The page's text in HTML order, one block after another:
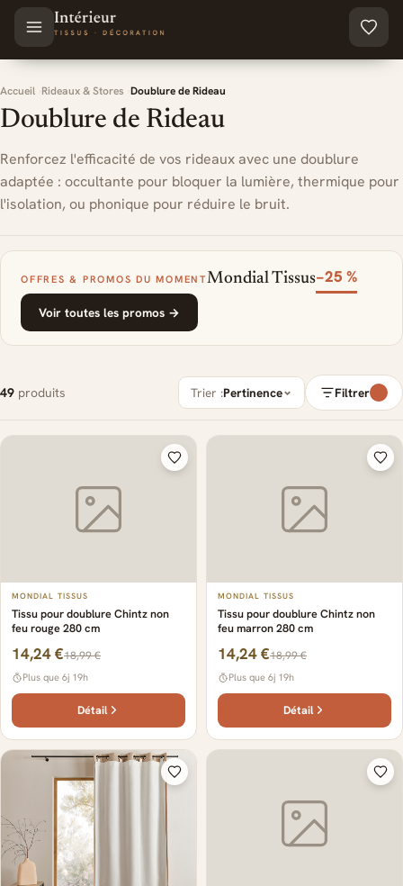
Aller au contenu principal
Accueil Rideaux & Stores Doublure de Rideau
Doublure de Rideau
Renforcez l'efficacité de vos rideaux avec une doublure
adaptée : occultante pour bloquer la lumière, thermique pour
l'isolation, ou phonique pour réduire le bruit.
OFFRES & PROMOS DU MOMENTMondial Tissus−25 %
Voir toutes les promos →
49 produits Trier :Pertinence Filtrer
MONDIAL TISSUS
Tissu pour doublure Chintz non
feu rouge 280 cm
14,24 €18,99 €
Plus que 6j 19h
Détail
MONDIAL TISSUS
Tissu pour doublure Chintz non
feu marron 280 cm
14,24 €18,99 €
Plus que 6j 19h
Détail